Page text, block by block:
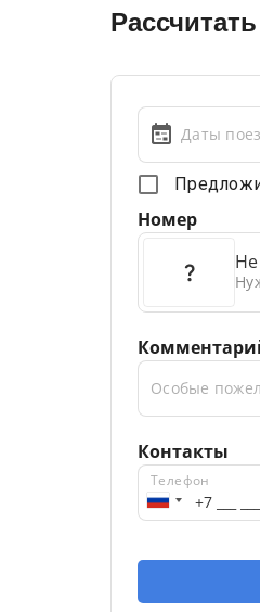
Даты
Номер
Особые
Контакты
Телефон